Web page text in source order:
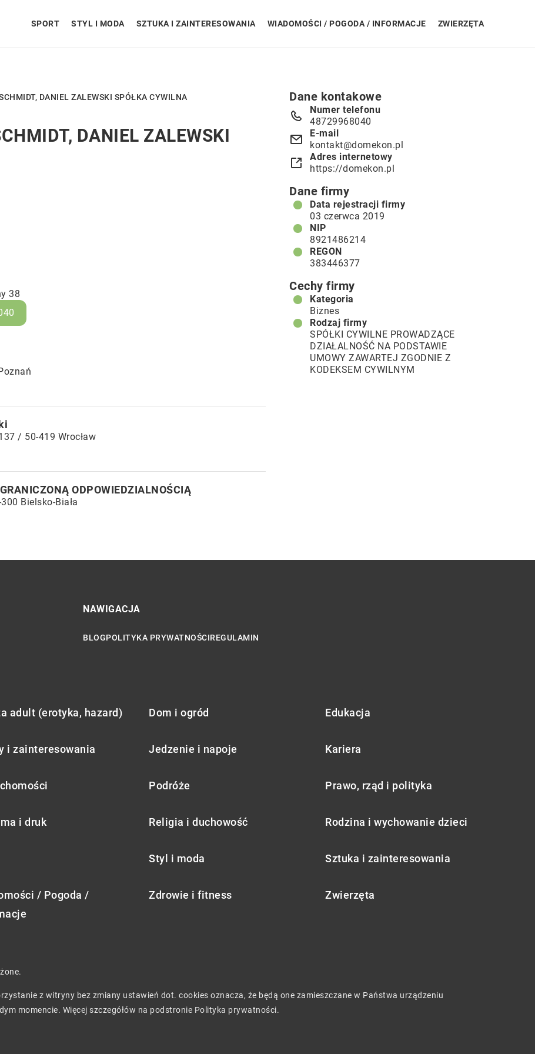
SPORT STYL I MODA SZTUKA I ZAINTERESOWANIA WIADOMOŚCI / POGODA / INFORMACJE ZWIERZĘTA
DANIEL ZALEWSKI SPÓŁKA CYWILNA
DANIEL ZALEWSKI
38
/ 50-419 Wrocław
ODPOWIEDZIALNOŚCIĄ
Bielsko-Biała
Dane kontakowe
Numer telefonu
48729968040
E-mail
kontakt@domekon.pl
Adres internetowy
https://domekon.pl
Dane firmy
Data rejestracji firmy
03 czerwca 2019
NIP
8921486214
REGON
383446377
Cechy firmy
Kategoria
Biznes
Rodzaj firmy
SPÓŁKI CYWILNE PROWADZĄCE
DZIAŁALNOŚĆ NA PODSTAWIE
UMOWY ZAWARTEJ ZGODNIE Z
KODEKSEM CYWILNYM
NAWIGACJA
BLOGPOLITYKA PRYWATNOŚCIREGULAMIN
adult (erotyka, hazard) Dom i ogród Edukacja
i zainteresowania Jedzenie i napoje Kariera
Podróże Prawo, rząd i polityka
i druk Religia i duchowość Rodzina i wychowanie dzieci
Styl i moda Sztuka i zainteresowania
/ Pogoda /
Zdrowie i fitness Zwierzęta
z witryny bez zmiany ustawień dot. cookies oznacza, że będą one zamieszczane w Państwa urządzeniu
momencie. Więcej szczegółów na podstronie Polityka prywatności.